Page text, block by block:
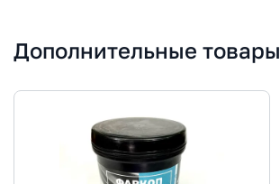
Дополнительные товары